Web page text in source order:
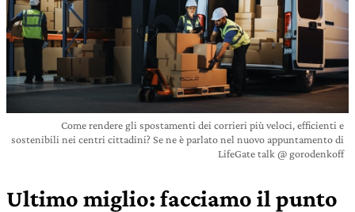
Come rendere gli spostamenti dei corrieri più veloci, efficienti e
sostenibili nei centri cittadini? Se ne è parlato nel nuovo appuntamento di
LifeGate talk @ gorodenkoff
Ultimo miglio: facciamo il punto